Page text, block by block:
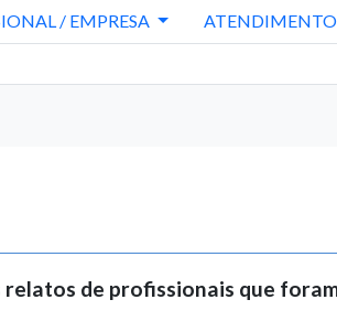
/ EMPRESA ATENDIMENTO
relatos de profissionais que